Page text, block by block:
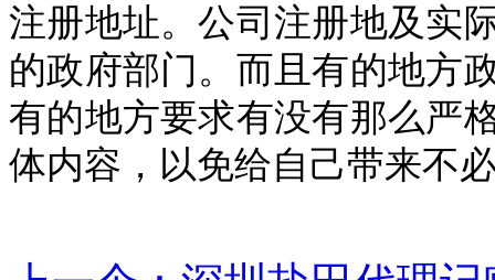
注册地址。公司注册地及实
的政府部门。而且有的地方
有的地方要求有没有那么严
体内容，以免给自己带来不